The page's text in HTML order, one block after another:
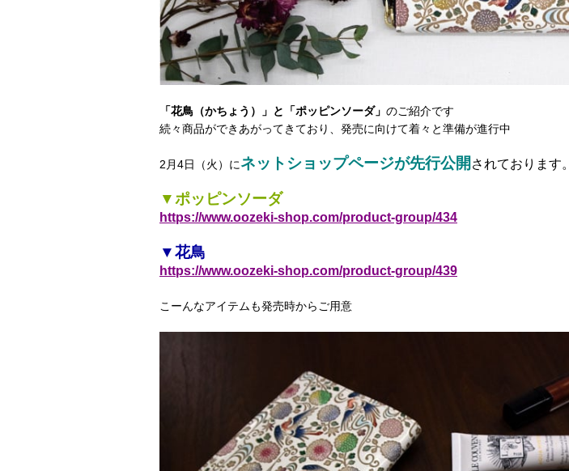
「花鳥（かちょう）」と「ポッピンソーダ」 のご紹介です
続々商品ができあがってきており、発売に向けて着々と準備が進行中
2月4日（火）にネットショップページが先行公開 されております。
▼ポッピンソーダ
https://www.oozeki-shop.com/product-group/434
▼花鳥
https://www.oozeki-shop.com/product-group/439
こーんなアイテムも発売時からご用意